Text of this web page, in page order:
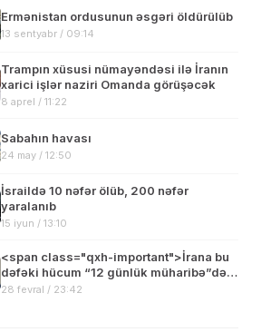
Ermənistan ordusunun əsgəri öldürülüb
13 sentyabr / 09:14
Trampın xüsusi nümayəndəsi ilə İranın
xarici işlər naziri Omanda görüşəcək
8 aprel / 11:22
Sabahın havası
24 may / 12:50
İsraildə 10 nəfər ölüb, 200 nəfər
yaralanıb
15 iyun / 13:10
<span class="qxh-important">İrana bu
dəfəki hücum “12 günlük müharibə”dən
fərqlənir-Asif Nərimanlının
28 fevral / 23:42